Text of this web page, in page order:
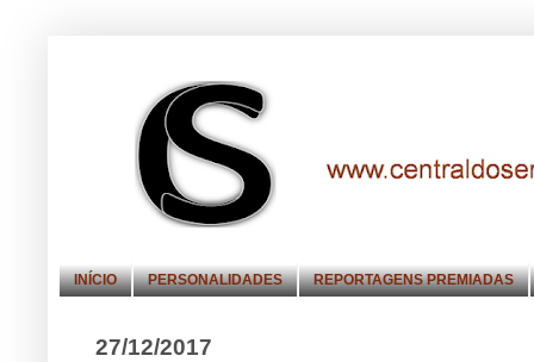
INÍCIO PERSONALIDADES REPORTAGENS PREMIADAS
27/12/2017